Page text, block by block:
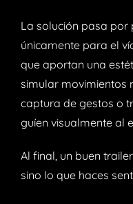
La solución pasa por
únicamente para el
que aportan una
simular movimientos
captura de gestos o
guíen visualmente al
Al final, un buen
sino lo que haces